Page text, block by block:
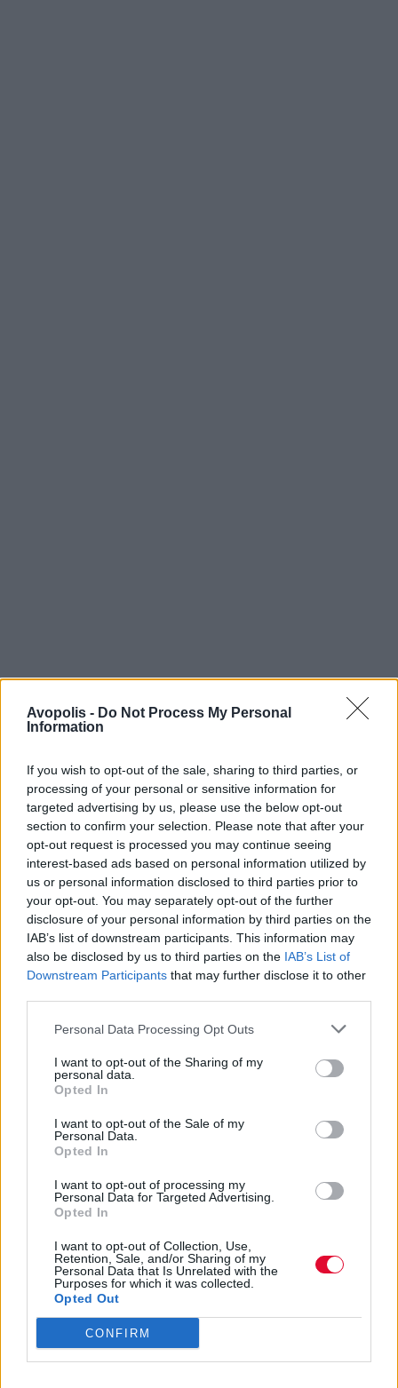
Avopolis - Do Not Process My Personal
Information
If you wish to opt-out of the sale, sharing to third parties, or
processing of your personal or sensitive information for
targeted advertising by us, please use the below opt-out
section to confirm your selection. Please note that after your
opt-out request is processed you may continue seeing
interest-based ads based on personal information utilized by
us or personal information disclosed to third parties prior to
your opt-out. You may separately opt-out of the further
disclosure of your personal information by third parties on the
IAB’s list of downstream participants. This information may
also be disclosed by us to third parties on the IAB’s List of
Downstream Participants that may further disclose it to other
Personal Data Processing Opt Outs
I want to opt-out of the Sharing of my
personal data.
Opted In
I want to opt-out of the Sale of my
Personal Data.
Opted In
I want to opt-out of processing my
Personal Data for Targeted Advertising.
Opted In
I want to opt-out of Collection, Use,
Retention, Sale, and/or Sharing of my
Personal Data that Is Unrelated with the
Purposes for which it was collected.
Opted Out
CONFIRM